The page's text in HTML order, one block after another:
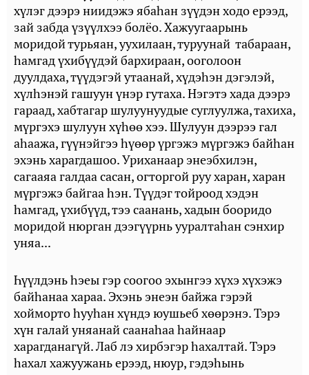
хүлэг дээрэ ниидэжэ ябаһан зүүдэн ходо ерээд,
зай забда үзүүлхээ болёо. Хажуугаарынь
моридой турьяан, уухилаан, туруунай табараан,
һамгад үхибүүдэй бархираан, ооголоон
дуулдаха, түүдэгэй утаанай, хүдэһэн дэгэлэй,
хүлһэнэй гашуун үнэр гутаха. Нэгэтэ хада дээрэ
гараад, хабтагар шулуунуудые суглуулжа, тахиха,
мүргэхэ шулуун хүһөө хээ. Шулуун дээрээ гал
аһаажа, гүүнэйгээ һүөөр үргэжэ мүргэжэ байһан
эхэнь харагдашоо. Уриханаар энеэбхилэн,
сагааяа галдаа сасан, огторгой руу харан, харан
мүргэжэ байгаа һэн. Түүдэг тойроод хэдэн
һамгад, үхибүүд, тээ саанань, хадын бооридо
моридой нюрган дээгүүрнь ууралтаһан сэнхир
уняа...
Һүүлдэнь һэеы гэр соогоо эхынгээ хүхэ хүхэжэ
байһанаа хараа. Эхэнь энеэн байжа гэрэй
хойморто һууһан хүндэ юушьеб хөөрэнэ. Тэрэ
хүн галай уняанай саанаһаа һайнаар
харагданагүй. Лаб лэ хирбэгэр һахалтай. Тэрэ
һахал хажуужань ерээд, нюур, гэдэһынь